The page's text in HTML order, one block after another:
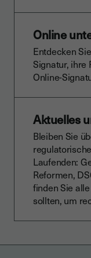
Online
Entdecken
Signatur, ihre
Online-
Aktuelles
Bleiben Sie
Laufenden:
Reformen,
finden Sie
sollten, um